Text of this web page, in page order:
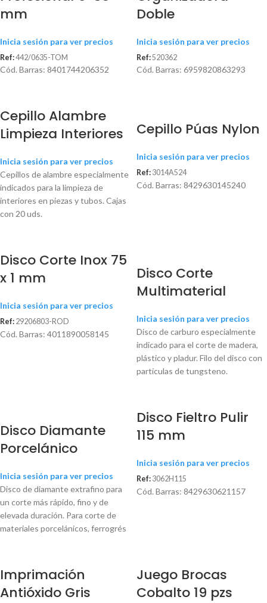
mm
Inicia sesión para ver precios
Ref:442/0635-TOM
Cód. Barras: 8401744206352
Doble
Inicia sesión para ver precios
Ref:520362
Cód. Barras: 6959820863293
Cepillo Alambre
Limpieza Interiores
Inicia sesión para ver precios
Cepillos de alambre especialmente
indicados para la limpieza de
interiores en piezas y tubos. Cajas
con 20 uds.
Cepillo Púas Nylon
Inicia sesión para ver precios
Ref: 3014A524
Cód. Barras: 8429630145240
Disco Corte Inox 75
x 1 mm
Inicia sesión para ver precios
Ref: 29206803-ROD
Cód. Barras: 4011890058145
Disco Corte
Multimaterial
Inicia sesión para ver precios
Disco de carburo especialmente
indicado para el corte de madera,
plástico y pladur. Filo del disco con
partículas de tungsteno.
Disco Diamante
Porcelánico
Inicia sesión para ver precios
Disco de diamante extrafino para
un corte más rápido, fino y de
elevada duración. Para corte de
materiales porcelánicos, ferrogrés
Disco Fieltro Pulir
115 mm
Inicia sesión para ver precios
Ref: 3062H115
Cód. Barras: 8429630621157
Imprimación
Antióxido Gris
Juego Brocas
Cobalto 19 pzs